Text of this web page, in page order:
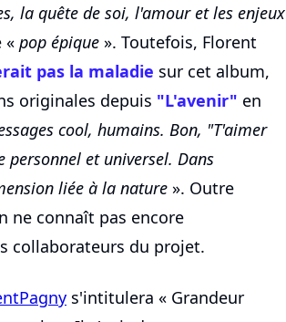
la quête de soi, l'amour et les enjeux
« pop épique ». Toutefois, Florent
pas la maladie sur cet album,
originales depuis "L'avenir" en
cool, humains. Bon, "T'aimer
personnel et universel. Dans
liée à la nature ». Outre
ne connaît pas encore
collaborateurs du projet.
s'intitulera « Grandeur